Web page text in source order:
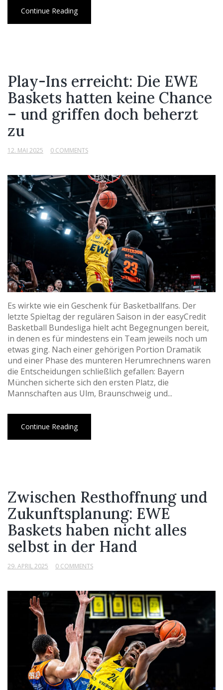
Continue Reading
Play-Ins erreicht: Die EWE
Baskets hatten keine Chance
– und griffen doch beherzt
zu
12. MAI 2025 0 COMMENTS
Es wirkte wie ein Geschenk für Basketballfans. Der
letzte Spieltag der regulären Saison in der easyCredit
Basketball Bundesliga hielt acht Begegnungen bereit,
in denen es für mindestens ein Team jeweils noch um
etwas ging. Nach einer gehörigen Portion Dramatik
und einer Phase des munteren Herumrechnens waren
die Entscheidungen schließlich gefallen: Bayern
München sicherte sich den ersten Platz, die
Mannschaften aus Ulm, Braunschweig und...
Continue Reading
Zwischen Resthoffnung und
Zukunftsplanung: EWE
Baskets haben nicht alles
selbst in der Hand
29. APRIL 2025 0 COMMENTS